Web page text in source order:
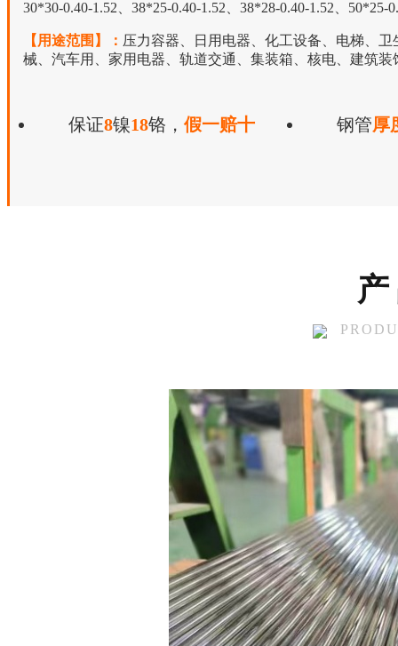
30*30-0.40-1.52、38*25-0.40-1.52、38*28-0.40-1.52、
【用途范围】： 压力容器、日用电器、化工设备、电梯、
械、汽车用、家用电器、轨道交通、集装箱、核电、建筑装
保证8镍18铬， 假一赔十 钢管厚